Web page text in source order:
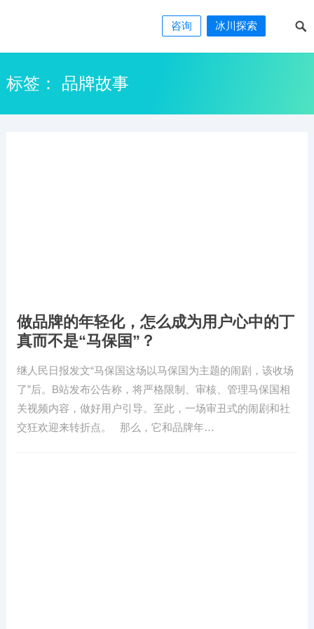
咨询 冰川探索
标签： 品牌故事
做品牌的年轻化，怎么成为用户心中的丁
真而不是“马保国”？
继人民日报发文“马保国这场以马保国为主题的闹剧，该收场
了”后。B站发布公告称，将严格限制、审核、管理马保国相
关视频内容，做好用户引导。至此，一场审丑式的闹剧和社
交狂欢迎来转折点。 那么，它和品牌年…